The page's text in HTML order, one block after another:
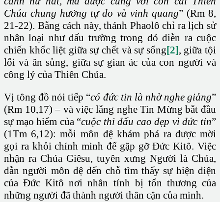
Chúa chung hưởng tự do và vinh quang” (Rm 8,
21-22). Bằng cách này, thánh Phaolô chỉ ra lịch sử
nhân loại như đấu trường trong đó diễn ra cuộc
chiến khốc liệt giữa sự chết và sự sống[2], giữa tội
lỗi và ân sủng, giữa sự gian ác của con người và
công lý của Thiên Chúa.
Vị tông đồ nói tiếp “có đức tin là nhờ nghe giảng”
(Rm 10,17) – và việc lắng nghe Tin Mừng bắt đầu
sự mạo hiểm của “cuộc thi đấu cao đẹp vì đức tin”
(1Tm 6,12): mỗi môn đệ khám phá ra được mời
gọi ra khỏi chính mình để gặp gỡ Đức Kitô. Việc
nhận ra Chúa Giêsu, tuyên xưng Người là Chúa,
dẫn người môn đệ đến chỗ tìm thấy sự hiện diện
của Đức Kitô nơi nhân tính bị tổn thương của
những người đã thành người thân cận của mình.